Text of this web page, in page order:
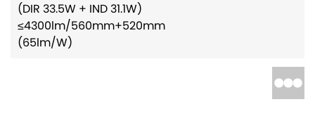
(DIR 33.5W + IND 31.1W)
≤4300lm/560mm+520mm
(65lm/W)